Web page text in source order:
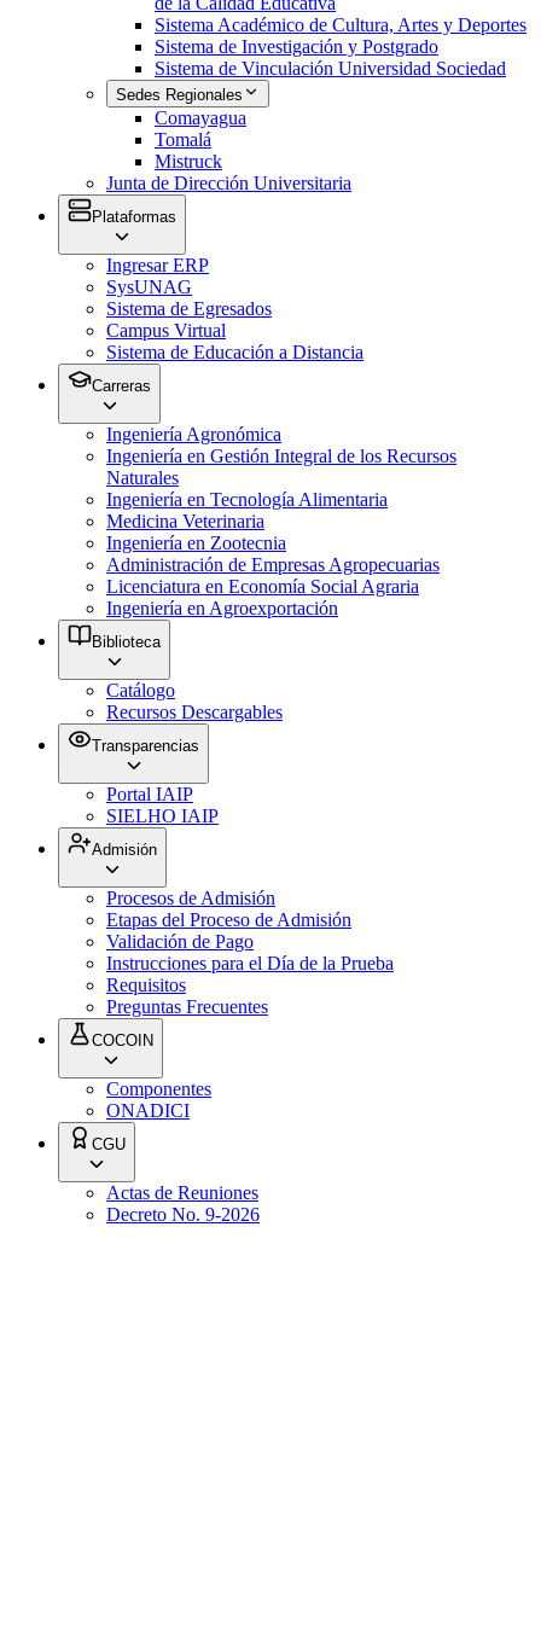
Sistema Académico de Cultura, Artes y Deportes
Sistema de Investigación y Postgrado
Sistema de Vinculación Universidad Sociedad
Sedes Regionales
Comayagua
Tomalá
Mistruck
Junta de Dirección Universitaria
Plataformas
Ingresar ERP
SysUNAG
Sistema de Egresados
Campus Virtual
Sistema de Educación a Distancia
Carreras
Ingeniería Agronómica
Ingeniería en Gestión Integral de los Recursos
Naturales
Ingeniería en Tecnología Alimentaria
Medicina Veterinaria
Ingeniería en Zootecnia
Administración de Empresas Agropecuarias
Licenciatura en Economía Social Agraria
Ingeniería en Agroexportación
Biblioteca
Catálogo
Recursos Descargables
Transparencias
Portal IAIP
SIELHO IAIP
Admisión
Procesos de Admisión
Etapas del Proceso de Admisión
Validación de Pago
Instrucciones para el Día de la Prueba
Requisitos
Preguntas Frecuentes
COCOIN
Componentes
ONADICI
CGU
Actas de Reuniones
Decreto No. 9-2026